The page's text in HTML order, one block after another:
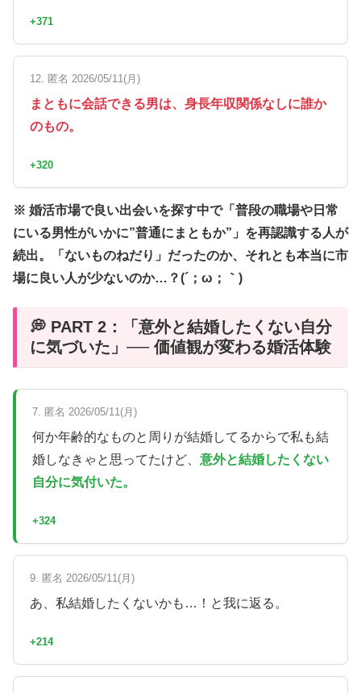
+371
12. 匿名 2026/05/11(月)
まともに会話できる男は、身長年収関係なしに誰か
のもの。
+320
※ 婚活市場で良い出会いを探す中で「普段の職場や日常
にいる男性がいかに”普通にまともか”」を再認識する人が
続出。「ないものねだり」だったのか、それとも本当に市
場に良い人が少ないのか…？(´；ω；｀)
💭 PART 2：「意外と結婚したくない自分
に気づいた」── 価値観が変わる婚活体験
7. 匿名 2026/05/11(月)
何か年齢的なものと周りが結婚してるからで私も結
婚しなきゃと思ってたけど、 意外と結婚したくない
自分に気付いた。
+324
9. 匿名 2026/05/11(月)
あ、私結婚したくないかも…！と我に返る。
+214